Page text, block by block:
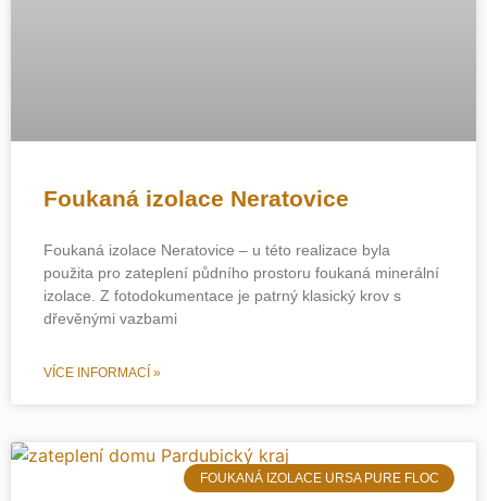
Foukaná izolace Neratovice
Foukaná izolace Neratovice – u této realizace byla
použita pro zateplení půdního prostoru foukaná minerální
izolace. Z fotodokumentace je patrný klasický krov s
dřevěnými vazbami
VÍCE INFORMACÍ »
FOUKANÁ IZOLACE URSA PURE FLOC